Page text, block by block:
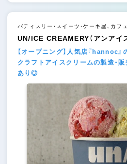
パティスリー・スイーツ・ケーキ屋、カフ
UN/ICE CREAMERY（アンアイ
【オープニング】人気店『hannoc
クラフトアイスクリームの製造・
あり◎